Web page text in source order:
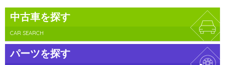
中古車を探す
CAR SEARCH
パーツを探す